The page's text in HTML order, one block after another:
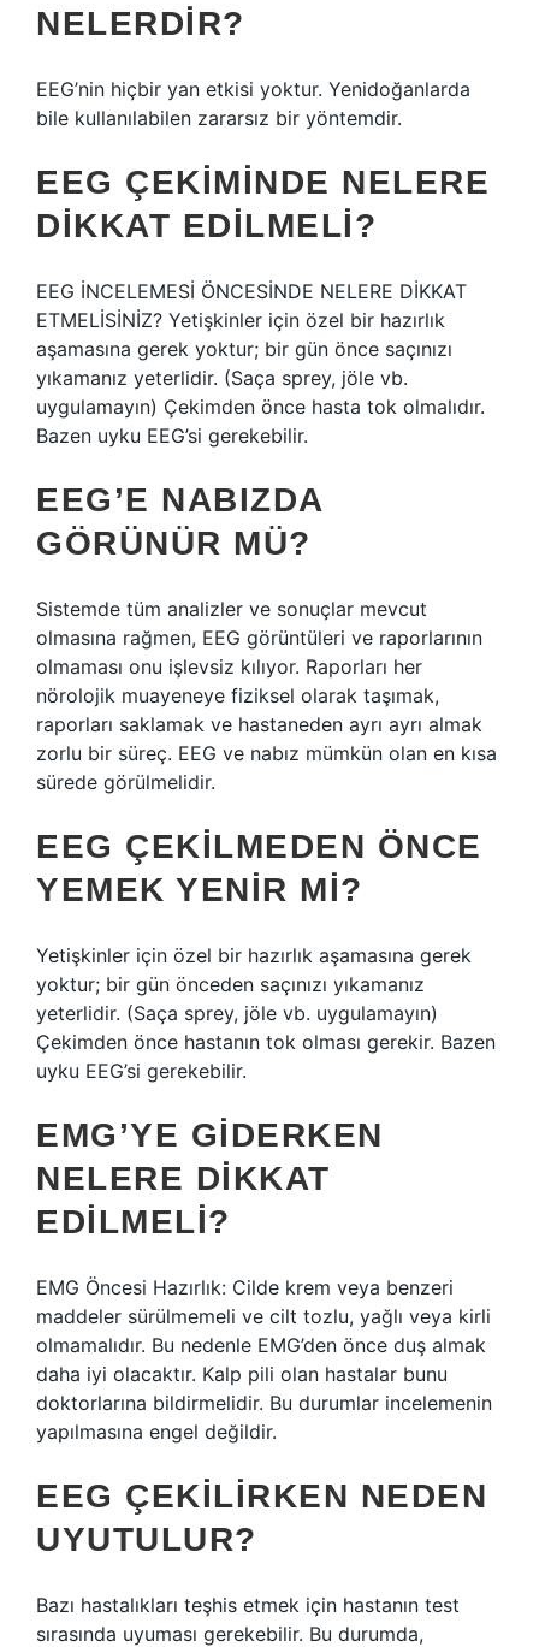
NELERDIR?
EEG’nin hiçbir yan etkisi yoktur. Yenidoğanlarda
bile kullanılabilen zararsız bir yöntemdir.
EEG ÇEKIMINDE NELERE
DIKKAT EDILMELI?
EEG İNCELEMESİ ÖNCESİNDE NELERE DİKKAT
ETMELİSİNİZ? Yetişkinler için özel bir hazırlık
aşamasına gerek yoktur; bir gün önce saçınızı
yıkamanız yeterlidir. (Saça sprey, jöle vb.
uygulamayın) Çekimden önce hasta tok olmalıdır.
Bazen uyku EEG’si gerekebilir.
EEG’E NABIZDA
GÖRÜNÜR MÜ?
Sistemde tüm analizler ve sonuçlar mevcut
olmasına rağmen, EEG görüntüleri ve raporlarının
olmaması onu işlevsiz kılıyor. Raporları her
nörolojik muayeneye fiziksel olarak taşımak,
raporları saklamak ve hastaneden ayrı ayrı almak
zorlu bir süreç. EEG ve nabız mümkün olan en kısa
sürede görülmelidir.
EEG ÇEKILMEDEN ÖNCE
YEMEK YENIR MI?
Yetişkinler için özel bir hazırlık aşamasına gerek
yoktur; bir gün önceden saçınızı yıkamanız
yeterlidir. (Saça sprey, jöle vb. uygulamayın)
Çekimden önce hastanın tok olması gerekir. Bazen
uyku EEG’si gerekebilir.
EMG’YE GIDERKEN
NELERE DIKKAT
EDILMELI?
EMG Öncesi Hazırlık: Cilde krem ​​veya benzeri
maddeler sürülmemeli ve cilt tozlu, yağlı veya kirli
olmamalıdır. Bu nedenle EMG’den önce duş almak
daha iyi olacaktır. Kalp pili olan hastalar bunu
doktorlarına bildirmelidir. Bu durumlar incelemenin
yapılmasına engel değildir.
EEG ÇEKILIRKEN NEDEN
UYUTULUR?
Bazı hastalıkları teşhis etmek için hastanın test
sırasında uyuması gerekebilir. Bu durumda,